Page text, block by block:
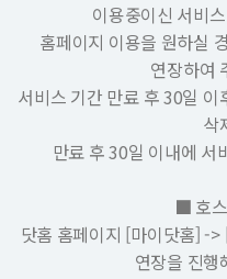
이용중이신 서비
홈페이지 이용을 원하실
연장하여
서비스 기간 만료 후 30일
삭
만료 후 30일 이내에 서
■ 호
닷홈 홈페이지 [마이닷홈] -
연장을 진행